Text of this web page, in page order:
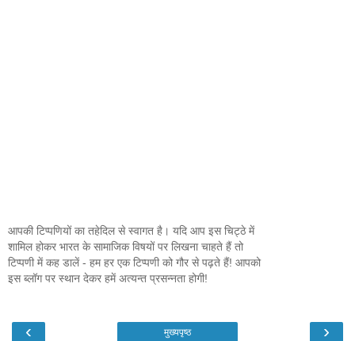
आपकी टिप्पणियों का तहेदिल से स्वागत है। यदि आप इस चिट्ठे में
शामिल होकर भारत के सामाजिक विषयों पर लिखना चाहते हैं तो
टिप्पणी में कह डालें - हम हर एक टिप्पणी को गौर से पढ़ते हैं! आपको
इस ब्लॉग पर स्थान देकर हमें अत्यन्त प्रसन्नता होगी!
‹ ›
मुख्यपृष्ठ